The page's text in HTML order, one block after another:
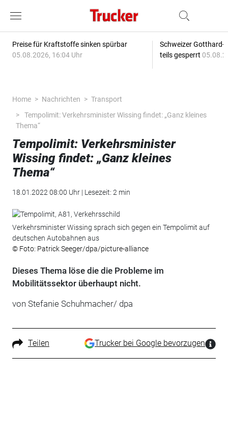
Preise für Kraftstoffe sinken spürbar
05.08.2026, 16:04 Uhr
Schweizer Gotthard-
teils gesperrt
Home Nachrichten
Transport
Tempolimit: Verkehrsminister Wissing findet: „Ganz kleines
Thema“
Tempolimit: Verkehrsminister
Wissing findet: „Ganz kleines
Thema“
18.01.2022 08:00 Uhr | Lesezeit: 2 min
Verkehrsminister Wissing sprach sich gegen ein Tempolimit auf
deutschen Autobahnen aus
© Foto: Patrick Seeger/dpa/picture-alliance
Dieses Thema löse die die Probleme im
Mobilitätssektor überhaupt nicht.
von Stefanie Schuhmacher/ dpa
Teilen Trucker bei Google bevorzugen